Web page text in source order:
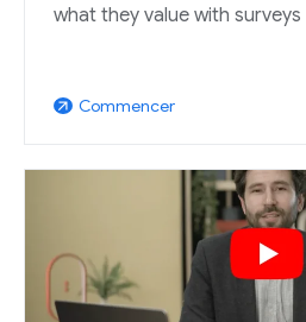
what they value with surveys
arrow_outward Commencer